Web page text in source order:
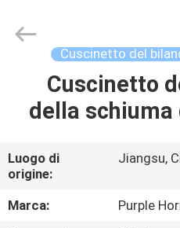
CASA
CIRCA
NOI
Cuscinetto del
Cuscinetto
della schiuma
Luogo di
origine:
Jiangsu,
Marca:
Purple